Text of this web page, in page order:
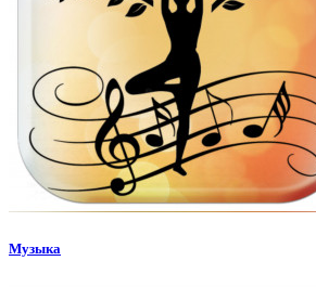
Музыка